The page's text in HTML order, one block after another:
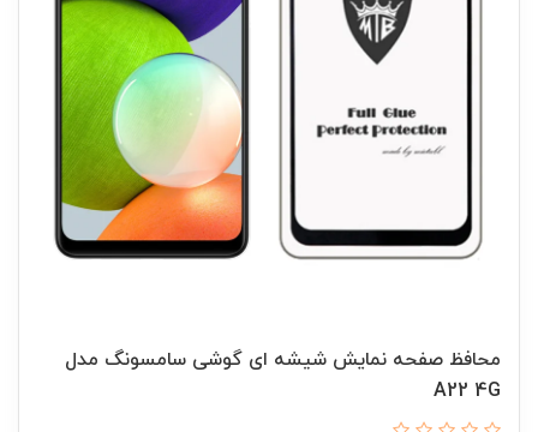
محافظ صفحه نمایش شیشه ای گوشی سامسونگ مدل
A22 4G